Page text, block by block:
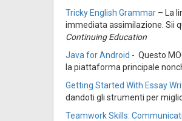
Tricky English Grammar – La
immediata assimilazione. Sii
Continuing Education
Java for Android - Questo
la piattaforma principale
Getting Started With Essay
dandoti gli strumenti per
Teamwork Skills: